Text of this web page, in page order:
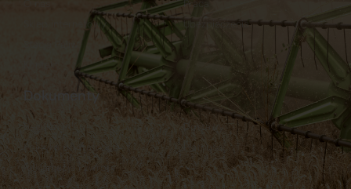
Dokumenty
Regulamin
Polityka prywatności
Reklamacje i zwroty
Dostawy
Płatności
Sklep internetowy
Praca
Ubezpieczenia